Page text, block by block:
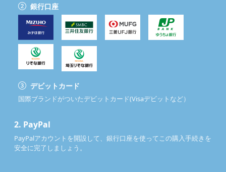
銀行口座
デビットカード
国際ブランドがついたデビットカード(Visaデビットなど）
2. PayPal
PayPalアカウントを開設して、銀行口座を使ってこの購入手続きを
安全に完了しましょう。